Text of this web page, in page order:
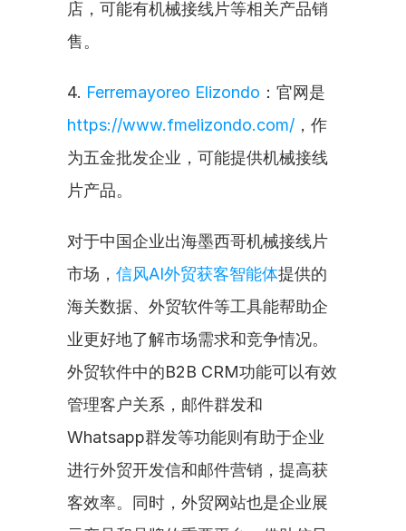
店，可能有机械接线片等相关产品销
售。
4. Ferremayoreo Elizondo
https://www.fmelizondo.com/ ，作
为五金批发企业，可能提供机械接线
片产品。
对于中国企业出海墨西哥机械接线片
市场， 信风AI外贸获客智能体提供的
海关数据、外贸软件等工具能帮助企
业更好地了解市场需求和竞争情况。
外贸软件中的B2B CRM功能可以有效
管理客户关系，邮件群发和
Whatsapp群发等功能则有助于企业
进行外贸开发信和邮件营销，提高获
客效率。同时，外贸网站也是企业展